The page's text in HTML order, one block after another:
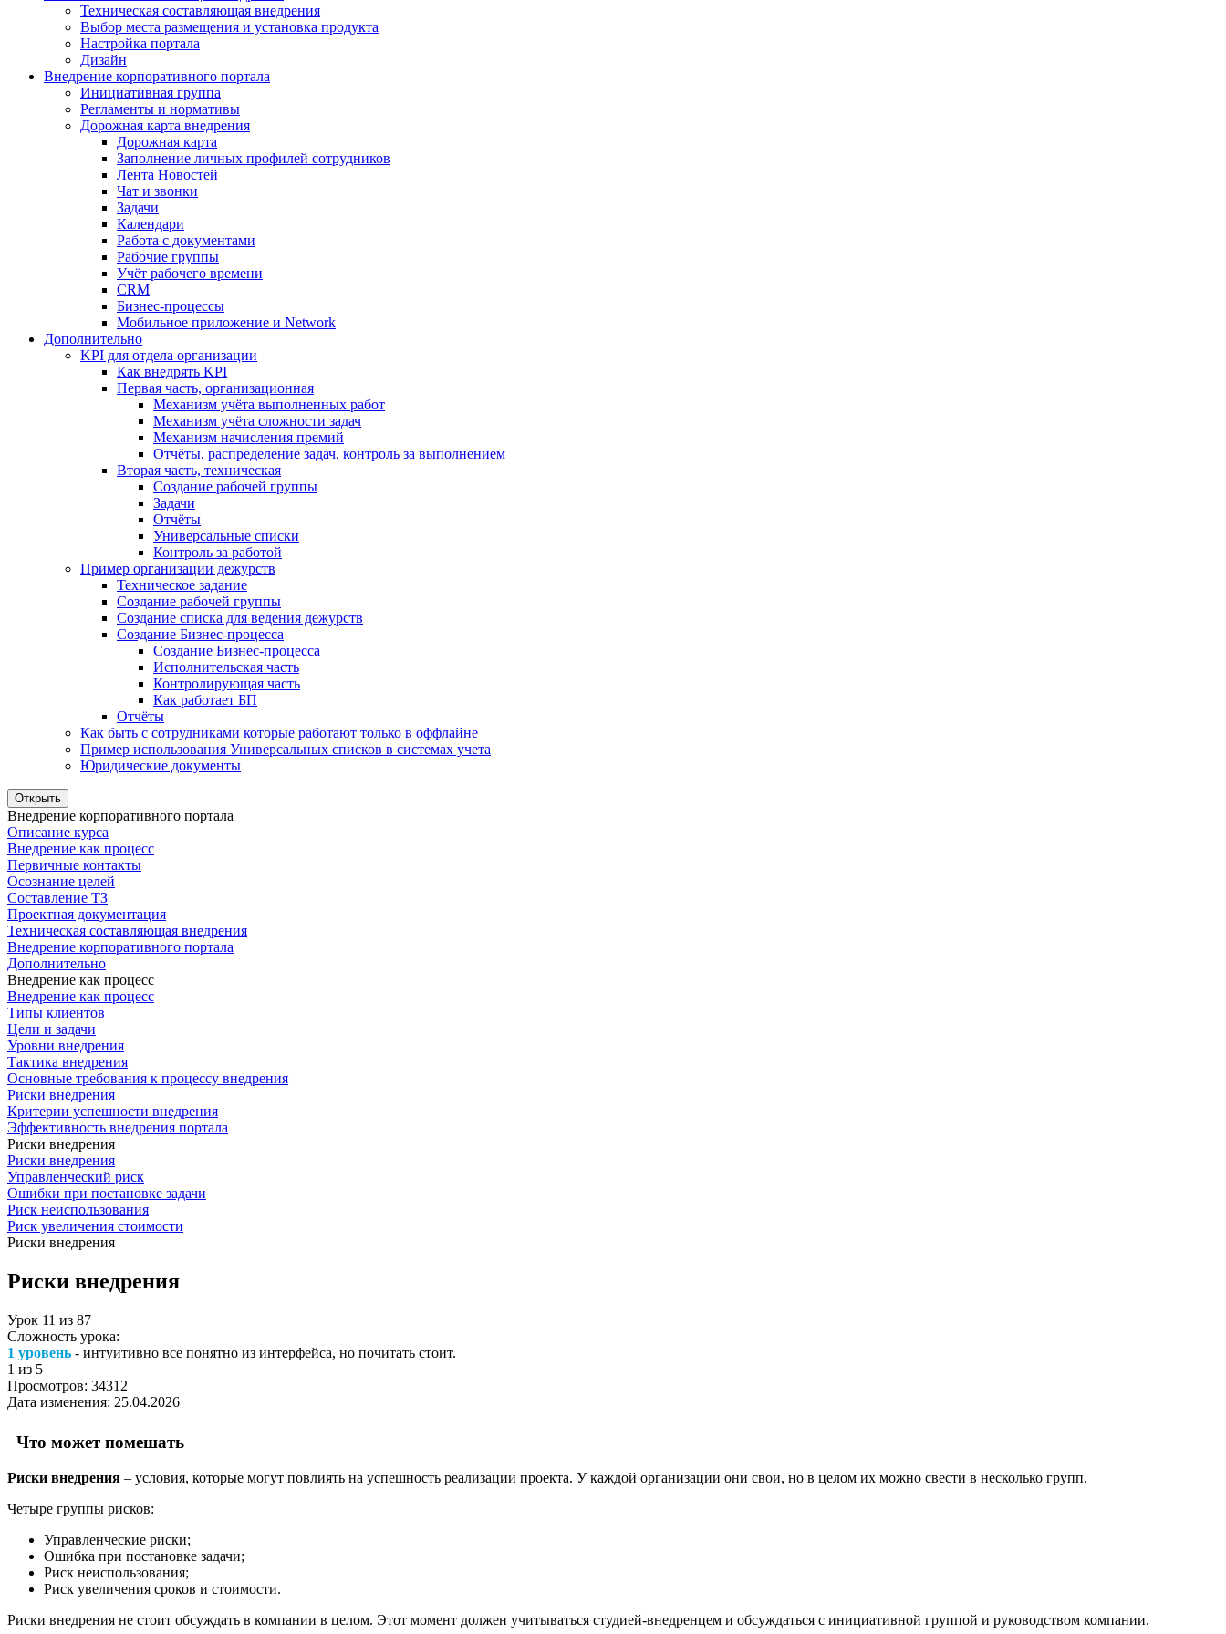
Техническая составляющая внедрения
Выбор места размещения и установка продукта
Настройка портала
Дизайн
Внедрение корпоративного портала
Инициативная группа
Регламенты и нормативы
Дорожная карта внедрения
Дорожная карта
Заполнение личных профилей сотрудников
Лента Новостей
Чат и звонки
Задачи
Календари
Работа с документами
Рабочие группы
Учёт рабочего времени
CRM
Бизнес-процессы
Мобильное приложение и Network
Дополнительно
KPI для отдела организации
Как внедрять KPI
Первая часть, организационная
Механизм учёта выполненных работ
Механизм учёта сложности задач
Механизм начисления премий
Отчёты, распределение задач, контроль за выполнением
Вторая часть, техническая
Создание рабочей группы
Задачи
Отчёты
Универсальные списки
Контроль за работой
Пример организации дежурств
Техническое задание
Создание рабочей группы
Создание списка для ведения дежурств
Создание Бизнес-процесса
Создание Бизнес-процесса
Исполнительская часть
Контролирующая часть
Как работает БП
Отчёты
Как быть с сотрудниками которые работают только в оффлайне
Пример использования Универсальных списков в системах учета
Юридические документы
Открыть
Внедрение корпоративного портала
Описание курса
Внедрение как процесс
Первичные контакты
Осознание целей
Составление ТЗ
Проектная документация
Техническая составляющая внедрения
Внедрение корпоративного портала
Дополнительно
Внедрение как процесс
Внедрение как процесс
Типы клиентов
Цели и задачи
Уровни внедрения
Тактика внедрения
Основные требования к процессу внедрения
Риски внедрения
Критерии успешности внедрения
Эффективность внедрения портала
Риски внедрения
Риски внедрения
Управленческий риск
Ошибки при постановке задачи
Риск неиспользования
Риск увеличения стоимости
Риски внедрения
Риски внедрения
Урок 11 из 87
Сложность урока:
1 уровень - интуитивно все понятно из интерфейса, но почитать стоит.
1 из 5
Просмотров: 34312
Дата изменения: 25.04.2026
Что может помешать
Риски внедрения – условия, которые могут повлиять на успешность реализации проекта. У каждой организации они свои, но в целом их можно свести в несколько групп.
Четыре группы рисков:
Управленческие риски;
Ошибка при постановке задачи;
Риск неиспользования;
Риск увеличения сроков и стоимости.
Риски внедрения не стоит обсуждать в компании в целом. Этот момент должен учитываться студией-внедренцем и обсуждаться с инициативной группой и руководством компании.